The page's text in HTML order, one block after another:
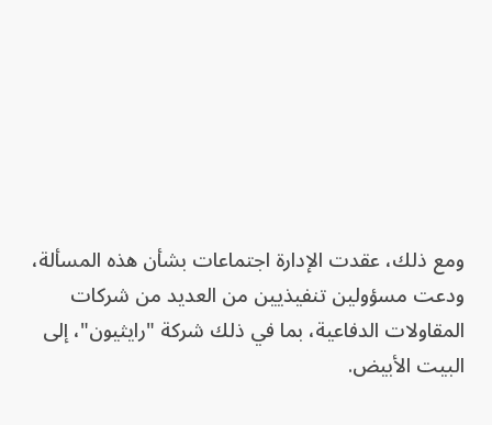
ومع ذلك، عقدت الإدارة اجتماعات بشأن هذه المسألة،
ودعت مسؤولين تنفيذيين من العديد من شركات
المقاولات الدفاعية، بما في ذلك شركة "رايثيون"، إلى
البيت الأبيض.